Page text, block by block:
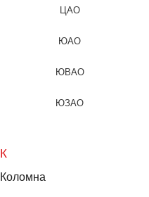
ЦАО
ЮАО
ЮВАО
ЮЗАО
К
Коломна